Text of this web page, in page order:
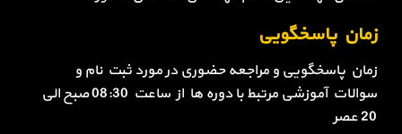
زمان پاسخگویی
زمان پاسخگویی و مراجعه حضوری در مورد ثبت نام و
سوالات آموزشی مرتبط با دوره ها از ساعت 08:30 صبح الی
20 عصر